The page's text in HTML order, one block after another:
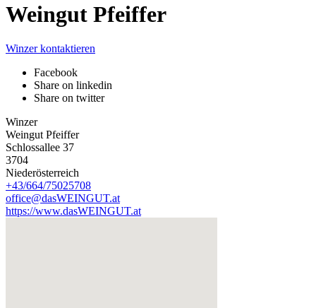
Weingut Pfeiffer
Winzer kontaktieren
Facebook
Share on linkedin
Share on twitter
Winzer
Weingut Pfeiffer
Schlossallee 37
3704
Niederösterreich
+43/664/75025708
office@dasWEINGUT.at
https://www.dasWEINGUT.at